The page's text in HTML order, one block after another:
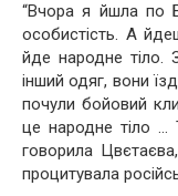
“Вчора я йшла по
особистість. А
йде народне тіло.
інший одяг, вони
почули бойовий
це народне тіло …
говорила
процитувала